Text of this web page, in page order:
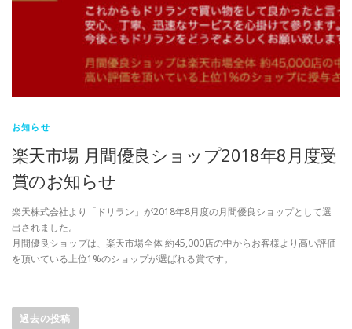
お知らせ
楽天市場 月間優良ショップ2018年8月度受
賞のお知らせ
楽天株式会社より「ドリラン」が2018年8月度の月間優良ショップとして選
出されました。
月間優良ショップは、楽天市場全体 約45,000店の中からお客様より高い評価
を頂いている上位1%のショップが選ばれる賞です。
稿
過去の投稿